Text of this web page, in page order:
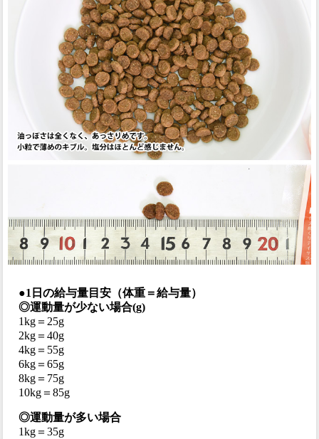
●1日の給与量目安（体重＝給与量）
◎運動量が少ない場合(g)
1kg＝25g
2kg＝40g
4kg＝55g
6kg＝65g
8kg＝75g
10kg＝85g
◎運動量が多い場合
1kg＝35g